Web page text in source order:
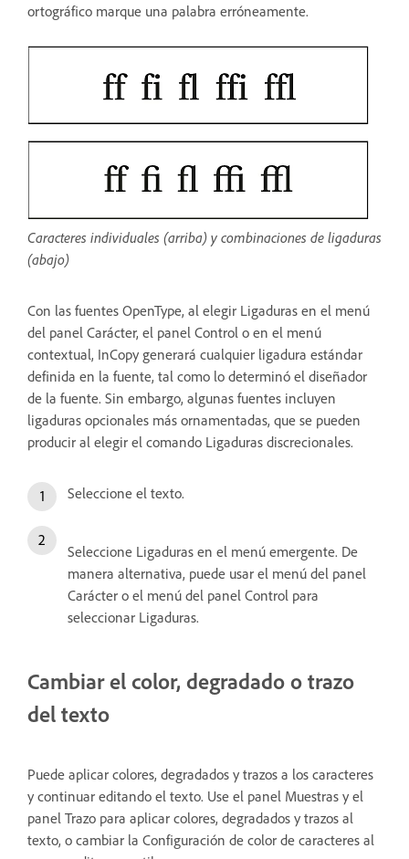
ortográfico marque una palabra erróneamente.
Caracteres individuales (arriba) y combinaciones de ligaduras
(abajo)
Con las fuentes OpenType, al elegir Ligaduras en el menú
del panel Carácter, el panel Control o en el menú
contextual, InCopy generará cualquier ligadura estándar
definida en la fuente, tal como lo determinó el diseñador
de la fuente. Sin embargo, algunas fuentes incluyen
ligaduras opcionales más ornamentadas, que se pueden
producir al elegir el comando Ligaduras discrecionales.
Seleccione el texto.
Seleccione Ligaduras en el menú emergente. De
manera alternativa, puede usar el menú del panel
Carácter o el menú del panel Control para
seleccionar Ligaduras.
Cambiar el color, degradado o trazo
del texto
Puede aplicar colores, degradados y trazos a los caracteres
y continuar editando el texto. Use el panel Muestras y el
panel Trazo para aplicar colores, degradados y trazos al
texto, o cambiar la Configuración de color de caracteres al